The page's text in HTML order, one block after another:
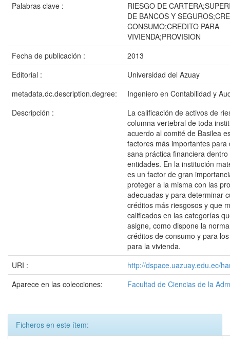
Palabras clave :
RIESGO DE
DE BANCOS Y
CONSUMO;CREDITO PARA
VIVIENDA;PROVISION
Fecha de publicación :
2013
Editorial :
Universidad del Azuay
metadata.dc.description.degree:
Ingeniero en Contabilidad y
Descripción :
La calificación de activos de
columna vertebral de toda
acuerdo al comité de Basilea
factores más importantes para
sana práctica financiera dentro
entidades. En la institución
es un factor de gran
proteger a la misma con las
adecuadas y para determinar
créditos más riesgosos y que
calificados en las categorías
asigne, como dispone la
créditos de consumo y para
para la vivienda.
URI :
http://dspace.uazuay.edu.ec/
Aparece en las colecciones:
Facultad de Ciencias de la
Ficheros en este ítem: